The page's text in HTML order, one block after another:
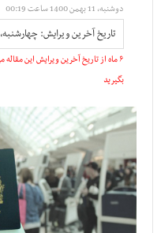
دوشنبه, 11 بهمن 1400 ساعت 00:19
تاریخ آخرین ویرایش: چهارشنبه, 07 ارديبهشت 1401 ساعت 02:05
۶ ماه از تاریخ آخرین ویرایش این مقاله می گذرد. جهت اطمینان از اعتبار این مقاله با ما
بگیرید